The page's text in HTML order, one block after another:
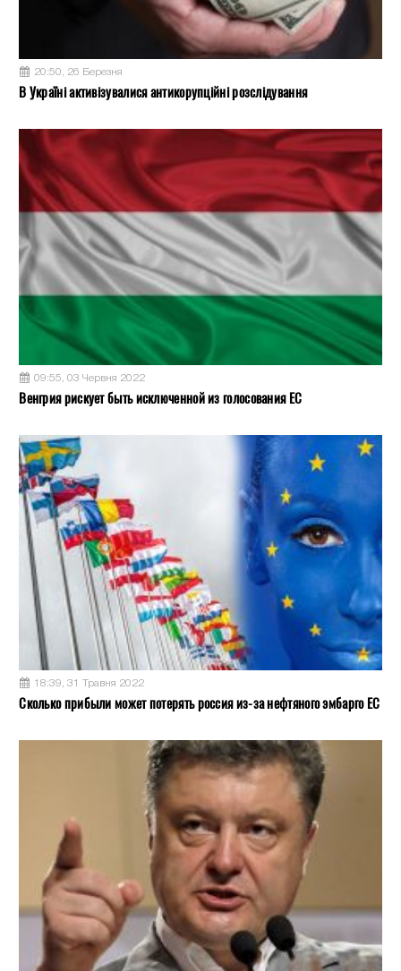
20:50, 26 Березня
В Україні активізувалися антикорупційні розслідування
09:55, 03 Червня 2022
Венгрия рискует быть исключенной из голосования ЕС
18:39, 31 Травня 2022
Сколько прибыли может потерять россия из-за нефтяного эмбарго ЕС